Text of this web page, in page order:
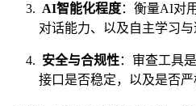
AI智能化程度：衡量AI对
对话能力、以及自主学习与
安全与合规性：审查工具
接口是否稳定，以及是否严